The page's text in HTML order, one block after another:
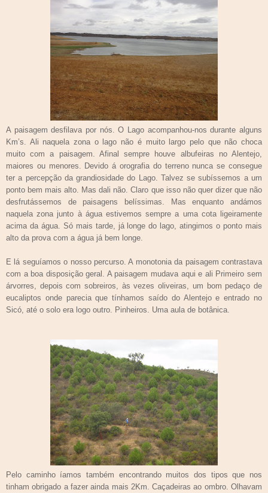
A paisagem desfilava por nós. O Lago acompanhou-nos durante alguns
Km’s. Ali naquela zona o lago não é muito largo pelo que não choca
muito com a paisagem. Afinal sempre houve albufeiras no Alentejo,
maiores ou menores. Devido á orografia do terreno nunca se consegue
ter a percepção da grandiosidade do Lago. Talvez se subíssemos a um
ponto bem mais alto. Mas dali não. Claro que isso não quer dizer que não
desfrutássemos de paisagens belíssimas.
Mas enquanto andámos
naquela zona junto à água estivemos sempre a uma cota ligeiramente
acima da água. Só mais tarde, já longe do lago, atingimos o ponto mais
alto da prova com a água já bem longe.
E lá seguíamos o nosso percurso. A monotonia da paisagem contrastava
com a boa disposição geral. A paisagem mudava aqui e ali Primeiro sem
árvorres, depois com sobreiros, às vezes oliveiras, um bom pedaço de
eucaliptos onde parecia que tínhamos saído do Alentejo e entrado no
Sicó, até o solo era logo outro. Pinheiros. Uma aula de botânica.
Pelo caminho íamos também encontrando muitos dos tipos que nos
tinham obrigado a fazer ainda mais 2Km. Caçadeiras ao ombro. Olhavam